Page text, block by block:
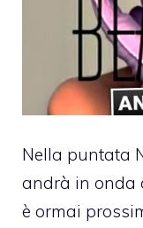
Nella puntata
andrà in onda
è ormai